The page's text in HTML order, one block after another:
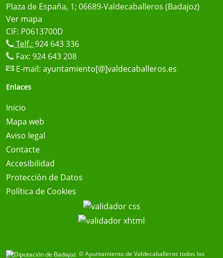
Plaza de España, 1; 06689-Valdecaballeros (Badajoz)
Ver mapa
CIF: P0613700D
Telf.: 924 643 336
Fax: 924 643 208
E-mail: ayuntamiento[@]valdecaballeros.es
Enlaces
Inicio
Mapa web
Aviso legal
Contacte
Accesibilidad
Protección de Datos
Política de Cookies
© Ayuntamiento de Valdecaballeros todos los